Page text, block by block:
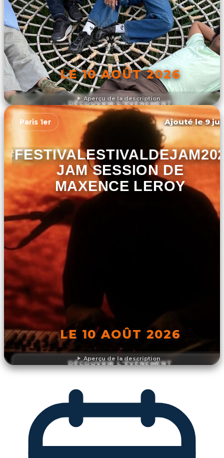
Aperçu de la description
LE 10 AOÛT 2026
DÉCOUVRIR L'ÉVÉNEMENT
Aperçu de la description
Paris 1er Ajouté le 9
JAM SESSION DE
MAXENCE LEROY
LE 10 AOÛT 2026
DÉCOUVRIR L'ÉVÉNEMENT